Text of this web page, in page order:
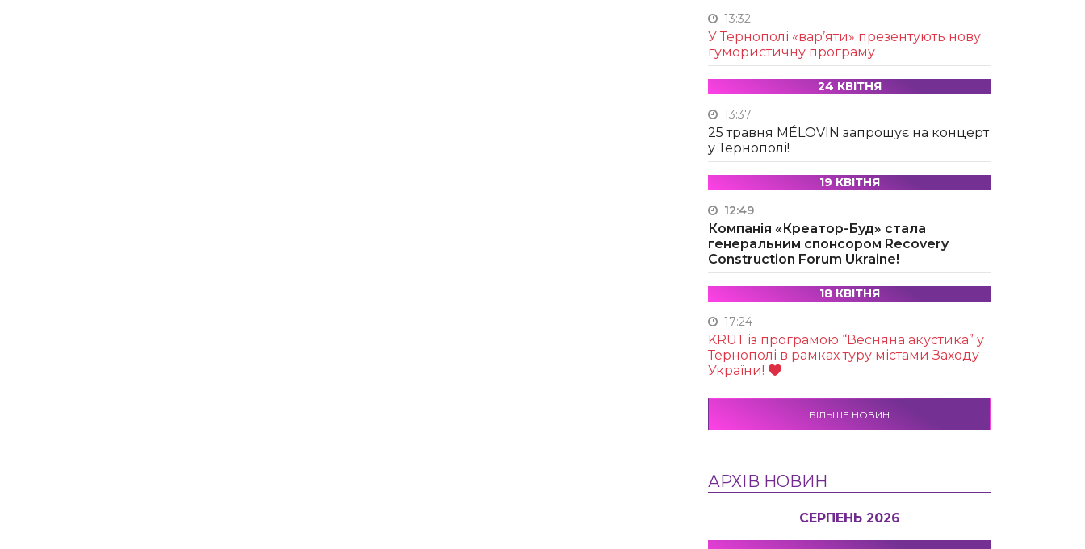
13:32
У Тернополі «вар’яти» презентують нову
гумористичну програму
24 КВІТНЯ
13:37
25 травня MÉLOVIN запрошує на концерт
у Тернополі!
19 КВІТНЯ
12:49
Компанія «Креатор-Буд» стала
генеральним спонсором Recovery
Construction Forum Ukraine!
18 КВІТНЯ
17:24
KRUТ із програмою “Весняна акустика” у
Тернополі в рамках туру містами Заходу
України!
БІЛЬШЕ НОВИН
АРХІВ НОВИН
СЕРПЕНЬ 2026